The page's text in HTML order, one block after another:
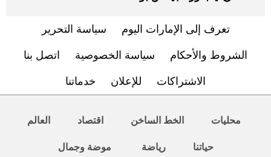
تعرف إلى الإمارات اليوم سياسة التحرير
الشروط والأحكام سياسة الخصوصية اتصل بنا
الاشتراكات للإعلان خدماتنا
محليات الخط الساخن اقتصاد العالم
حياتنا رياضة موضة وجمال